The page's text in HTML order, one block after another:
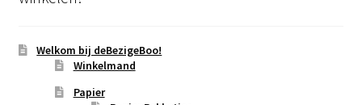
Welkom bij deBezigeBoo!
Winkelmand
Papier